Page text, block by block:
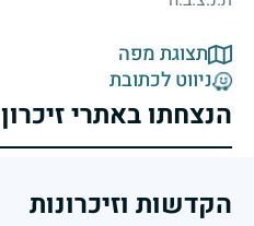
תצוגת מפה
ניווט לכתובת
הנצחתו באתרי זיכרון
הקדשות וזיכרונות